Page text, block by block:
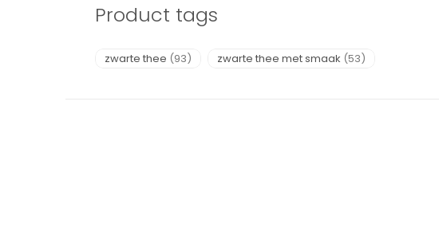
Product tags
zwarte thee (93) zwarte thee met smaak (53)